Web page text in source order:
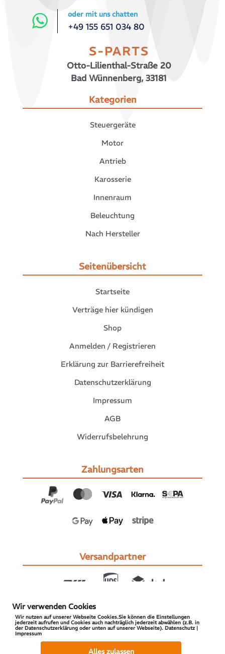
oder mit uns chatten
+49 155 651 034 80
S-PARTS
Otto-Lilienthal-Straße 20
Bad Wünnenberg, 33181
Kategorien
Steuergeräte
Motor
Antrieb
Karosserie
Innenraum
Beleuchtung
Nach Hersteller
Seitenübersicht
Startseite
Verträge hier kündigen
Shop
Anmelden / Registrieren
Erklärung zur Barrierefreiheit
Datenschutzerklärung
Impressum
AGB
Widerrufsbelehrung
Zahlungsarten
Versandpartner
© 2026 S-PARTS | All Rights Reserved
Wir verwenden Cookies
Wir nutzen auf unserer Webseite Cookies.Sie können die Einstellungen
jederzeit aufrufen und Cookies auch nachträglich jederzeit abwählen (z.B. in
der Datenschutzerklärung oder unten auf unserer Webseite). Datenschutz |
Impressum
Alles zulassen